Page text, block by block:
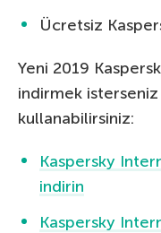
Ücretsiz
Yeni 2019
indirmek isterseniz
kullanabilirsiniz:
Kaspersky
indirin
Kaspersky